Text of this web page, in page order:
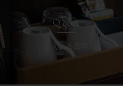
Q & A
よくある質問